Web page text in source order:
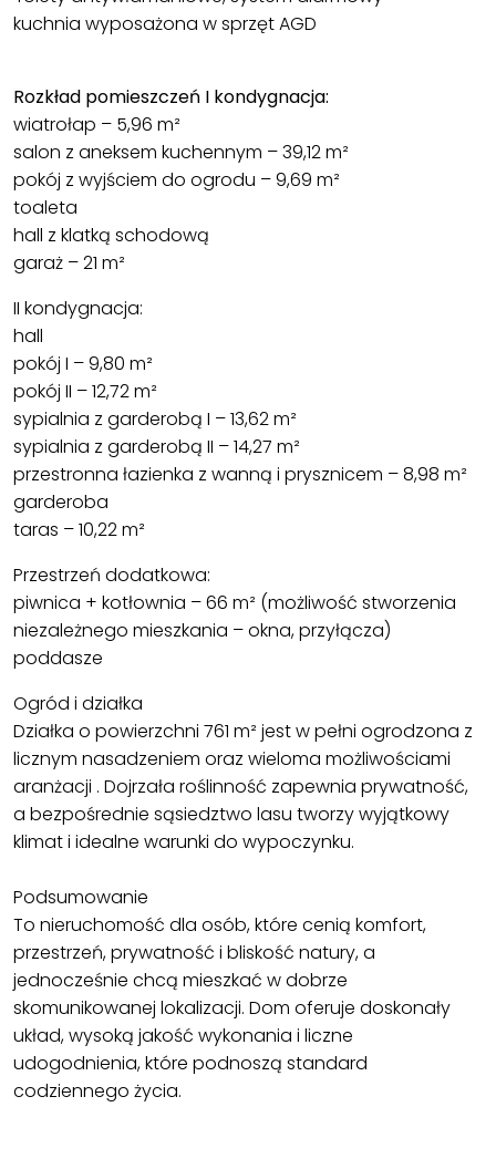
kuchnia wyposażona w sprzęt AGD
Rozkład pomieszczeń I kondygnacja:
wiatrołap – 5,96 m²
salon z aneksem kuchennym – 39,12 m²
pokój z wyjściem do ogrodu – 9,69 m²
toaleta
hall z klatką schodową
garaż – 21 m²
II kondygnacja:
hall
pokój I – 9,80 m²
pokój II – 12,72 m²
sypialnia z garderobą I – 13,62 m²
sypialnia z garderobą II – 14,27 m²
przestronna łazienka z wanną i prysznicem – 8,98 m²
garderoba
taras – 10,22 m²
Przestrzeń dodatkowa:
piwnica + kotłownia – 66 m² (możliwość stworzenia
niezależnego mieszkania – okna, przyłącza)
poddasze
Ogród i działka
Działka o powierzchni 761 m² jest w pełni ogrodzona z
licznym nasadzeniem oraz wieloma możliwościami
aranżacji . Dojrzała roślinność zapewnia prywatność,
a bezpośrednie sąsiedztwo lasu tworzy wyjątkowy
klimat i idealne warunki do wypoczynku.
Podsumowanie
To nieruchomość dla osób, które cenią komfort,
przestrzeń, prywatność i bliskość natury, a
jednocześnie chcą mieszkać w dobrze
skomunikowanej lokalizacji. Dom oferuje doskonały
układ, wysoką jakość wykonania i liczne
udogodnienia, które podnoszą standard
codziennego życia.